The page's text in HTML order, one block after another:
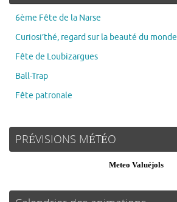
6ème Fête de la Narse
Curiosi’thé, regard sur la beauté du monde
Fête de Loubizargues
Ball-Trap
Fête patronale
PRÉVISIONS MÉTÉO
Meteo Valuéjols